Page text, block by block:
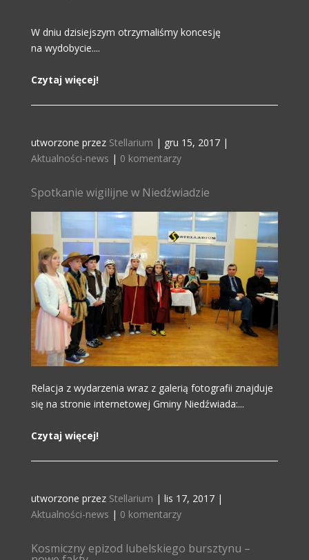
W dniu dzisiejszym otrzymaliśmy koncesję
na wydobycie....
Czytaj więcej!
utworzone przez Stellarium | gru 15, 2017|
Aktualności-news | 0 komentarzy
Spotkanie wigilijne w Niedźwiadzie
Relacja z wydarzenia wraz z galerią fotografii znajduje
się na stronie internetowej Gminy Niedźwiada:...
Czytaj więcej!
utworzone przez Stellarium | lis 17, 2017|
Aktualności-news | 0 komentarzy
Kosmiczny epizod lubelskiego bursztynu –